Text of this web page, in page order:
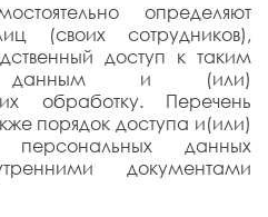
определяют
(своих сотрудников),
доступ к таким
данным и (или)
обработку. Перечень
порядок доступа и(или)
данных
документами